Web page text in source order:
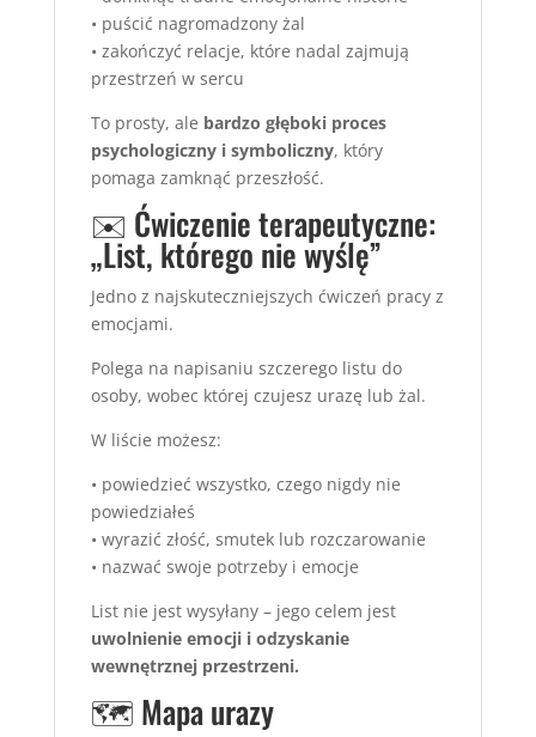
• puścić nagromadzony żal
• zakończyć relacje, które nadal zajmują
przestrzeń w sercu
To prosty, ale bardzo głęboki proces
psychologiczny i symboliczny, który
pomaga zamknąć przeszłość.
✉️ Ćwiczenie terapeutyczne:
„List, którego nie wyślę”
Jedno z najskuteczniejszych ćwiczeń pracy z
emocjami.
Polega na napisaniu szczerego listu do
osoby, wobec której czujesz urazę lub żal.
W liście możesz:
• powiedzieć wszystko, czego nigdy nie
powiedziałeś
• wyrazić złość, smutek lub rozczarowanie
• nazwać swoje potrzeby i emocje
List nie jest wysyłany – jego celem jest
uwolnienie emocji i odzyskanie
wewnętrznej przestrzeni.
🗺️ Mapa urazy